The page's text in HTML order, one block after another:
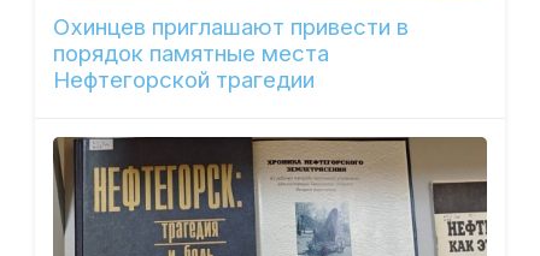
Охинцев приглашают привести в
порядок памятные места
Нефтегорской трагедии